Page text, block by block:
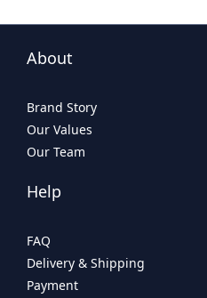
About
Brand Story
Our Values
Our Team
Help
FAQ
Delivery & Shipping
Payment